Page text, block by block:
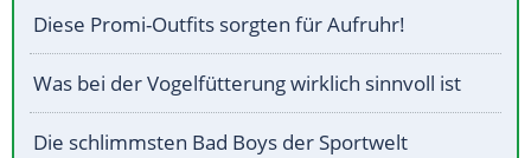
Diese Promi-Outfits sorgten für Aufruhr!
Was bei der Vogelfütterung wirklich sinnvoll ist
Die schlimmsten Bad Boys der Sportwelt